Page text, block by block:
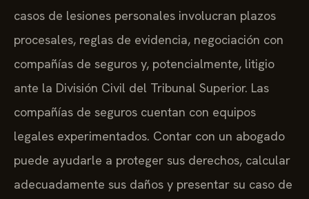
casos de lesiones personales involucran plazos
procesales, reglas de evidencia, negociación con
compañías de seguros y, potencialmente, litigio
ante la División Civil del Tribunal Superior. Las
compañías de seguros cuentan con equipos
legales experimentados. Contar con un abogado
puede ayudarle a proteger sus derechos, calcular
adecuadamente sus daños y presentar su caso de